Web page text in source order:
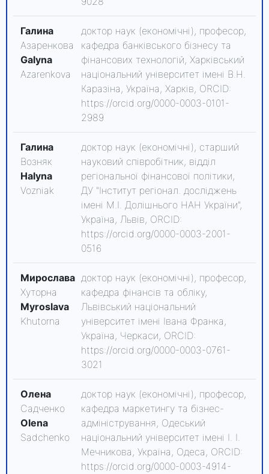
Галина
Азаренкова
Galyna
Azarenkova
доктор наук (економічні), професор,
кафедра банківського бізнесу та
фінансових технологій, Харківський
національний університет імені В.Н.
Каразіна, Україна, Харків, ORCID:
https://orcid.org/0000-0003-0101-
2989
Галина
Возняк
Halyna
Vozniak
доктор наук (економічні), старший
науковий співробітник, відділ
регіональної фінансової політики,
ДУ "Інститут регіонал. досліджень
імені М.І. Долішнього НАН України",
Україна, Львів, ORCID:
https://orcid.org/0000-0003-2001-
0516
Мирослава
Хуторна
Myroslava
Khutorna
доктор наук (економічні), професор,
кафедра фінансів та обліку,
Львівський національний
університет імені Івана Франка,
Україна, Черкаси, ORCID:
https://orcid.org/0000-0003-0761-
3021
Олена
Садченко
Olena
Sadchenko
доктор наук (економічні), професор,
кафедра маркетингу та бізнес-
адміністрування, Одеський
національний університет імені І. І.
Мечникова, Україна, Одеса, ORCID:
https://orcid.org/0000-0003-4914-